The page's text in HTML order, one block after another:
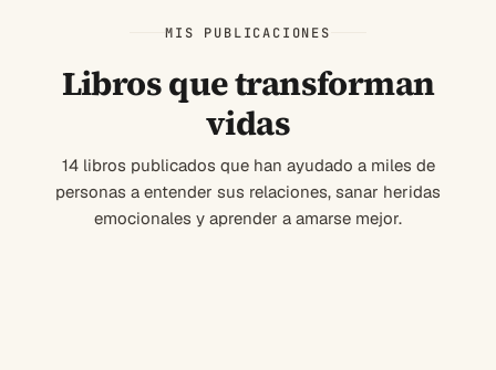
MIS PUBLICACIONES
Libros que transforman
vidas
14 libros publicados que han ayudado a miles de
personas a entender sus relaciones, sanar heridas
emocionales y aprender a amarse mejor.